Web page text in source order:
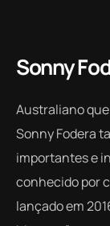
Sonny
Australiano
Sonny Fodera
importantes e
conhecido por
lançado em